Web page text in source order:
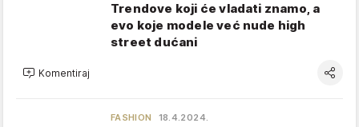
Trendove koji će vladati znamo, a
evo koje modele već nude high
street dućani
Komentiraj
FASHION 18.4.2024.